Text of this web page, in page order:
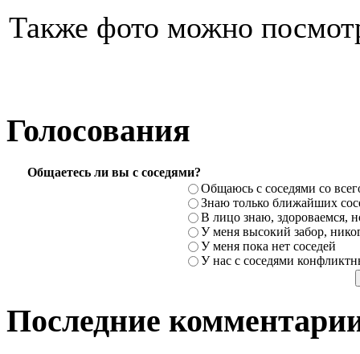
Также фото можно
Голосования
Общаетесь ли вы с соседями?
Общаюсь с соседями со
Знаю только ближайших
В лицо знаю, здороваемся,
У меня высокий забор,
У меня пока нет соседей
У нас с соседями
Последние